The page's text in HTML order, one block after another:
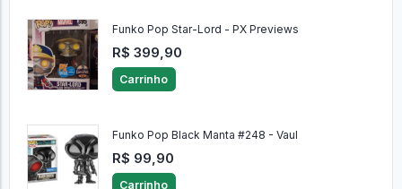
Funko Pop Star-Lord - PX Previews
R$ 399,90
Carrinho
Funko Pop Black Manta #248 - Vaul
R$ 99,90
Carrinho